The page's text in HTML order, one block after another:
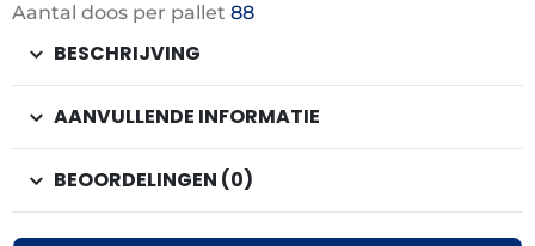
Aantal doos per pallet 88
BESCHRIJVING
AANVULLENDE INFORMATIE
BEOORDELINGEN (0)